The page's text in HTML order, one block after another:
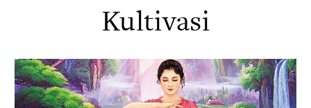
Kultivasi